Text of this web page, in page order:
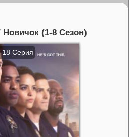
(1-8 Сезон)
18 Серия